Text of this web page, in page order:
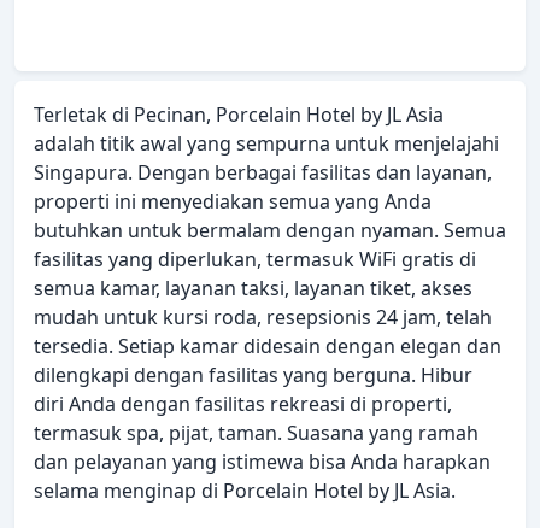
Terletak di Pecinan, Porcelain Hotel by JL Asia
adalah titik awal yang sempurna untuk menjelajahi
Singapura. Dengan berbagai fasilitas dan layanan,
properti ini menyediakan semua yang Anda
butuhkan untuk bermalam dengan nyaman. Semua
fasilitas yang diperlukan, termasuk WiFi gratis di
semua kamar, layanan taksi, layanan tiket, akses
mudah untuk kursi roda, resepsionis 24 jam, telah
tersedia. Setiap kamar didesain dengan elegan dan
dilengkapi dengan fasilitas yang berguna. Hibur
diri Anda dengan fasilitas rekreasi di properti,
termasuk spa, pijat, taman. Suasana yang ramah
dan pelayanan yang istimewa bisa Anda harapkan
selama menginap di Porcelain Hotel by JL Asia.